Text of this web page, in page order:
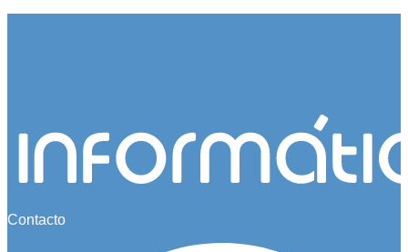
Contacto